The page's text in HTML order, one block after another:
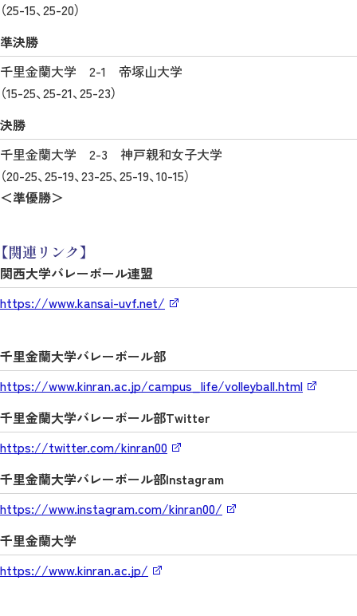
（25-15、25-20）
準決勝
千里金蘭大学 2-1 帝塚山大学
（15-25、25-21、25-23）
決勝
千里金蘭大学 2-3 神戸親和女子大学
（20-25、25-19、23-25、25-19、10-15）
＜準優勝＞
【関連リンク】
関西大学バレーボール連盟
https://www.kansai-uvf.net/
千里金蘭大学バレーボール部
https://www.kinran.ac.jp/campus_life/volleyball.html
千里金蘭大学バレーボール部Twitter
https://twitter.com/kinran00
千里金蘭大学バレーボール部Instagram
https://www.instagram.com/kinran00/
千里金蘭大学
https://www.kinran.ac.jp/